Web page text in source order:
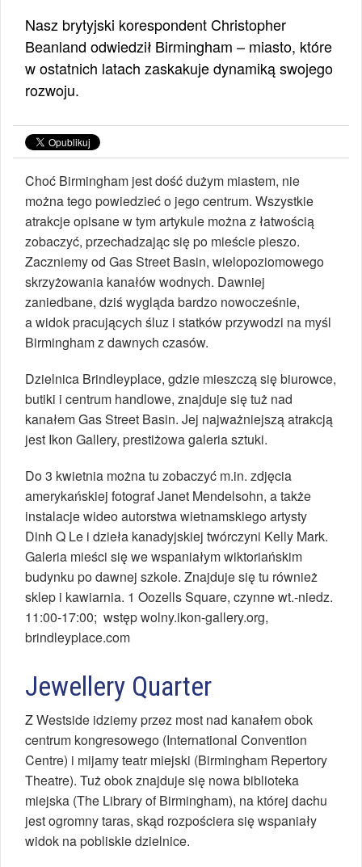
Nasz brytyjski korespondent Christopher
Beanland odwiedził Birmingham – miasto, które
w ostatnich latach zaskakuje dynamiką swojego
rozwoju.
Choć Birmingham jest dość dużym miastem, nie
można tego powiedzieć o jego centrum. Wszystkie
atrakcje opisane w tym artykule można z łatwością
zobaczyć, przechadzając się po mieście pieszo.
Zaczniemy od Gas Street Basin, wielopoziomowego
skrzyżowania kanałów wodnych. Dawniej
zaniedbane, dziś wygląda bardzo nowocześnie,
a widok pracujących śluz i statków przywodzi na myśl
Birmingham z dawnych czasów.
Dzielnica Brindleyplace, gdzie mieszczą się biurowce,
butiki i centrum handlowe, znajduje się tuż nad
kanałem Gas Street Basin. Jej najważniejszą atrakcją
jest Ikon Gallery, prestiżowa galeria sztuki.
Do 3 kwietnia można tu zobaczyć m.in. zdjęcia
amerykańskiej fotograf Janet Mendelsohn, a także
instalacje wideo autorstwa wietnamskiego artysty
Dinh Q Le i dzieła kanadyjskiej twórczyni Kelly Mark.
Galeria mieści się we wspaniałym wiktoriańskim
budynku po dawnej szkole. Znajduje się tu również
sklep i kawiarnia. 1 Oozells Square, czynne wt.-niedz.
11:00-17:00; wstęp wolny.ikon-gallery.org,
brindleyplace.com
Jewellery Quarter
Z Westside idziemy przez most nad kanałem obok
centrum kongresowego (International Convention
Centre) i mijamy teatr miejski (Birmingham Repertory
Theatre). Tuż obok znajduje się nowa biblioteka
miejska (The Library of Birmingham), na której dachu
jest ogromny taras, skąd rozpościera się wspaniały
widok na pobliskie dzielnice.